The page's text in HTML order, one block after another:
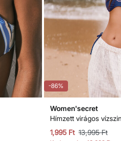
-86%
Women'secret
Hímzett virágos
1,995 Ft 13,995 Ft